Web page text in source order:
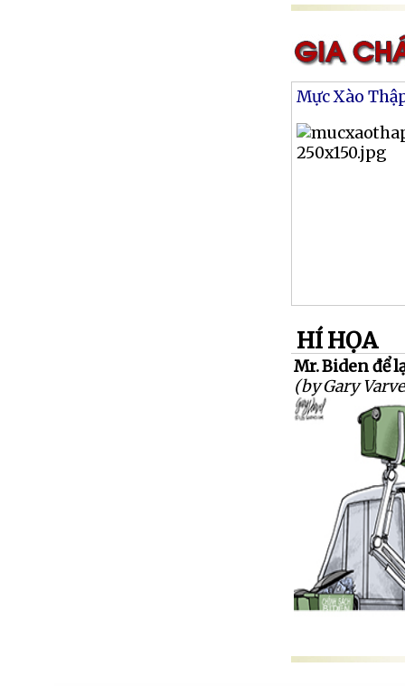
Mực Xào
HÍ HỌA
Mr. Biden để
(by Gary